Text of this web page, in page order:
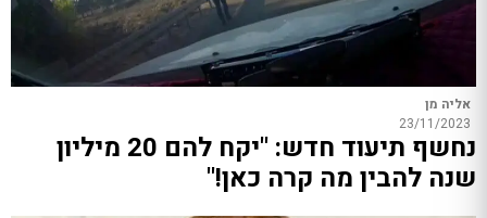
אליה מן
23/11/2023
נחשף תיעוד חדש: "יקח להם 20 מיליון
שנה להבין מה קרה כאן!"